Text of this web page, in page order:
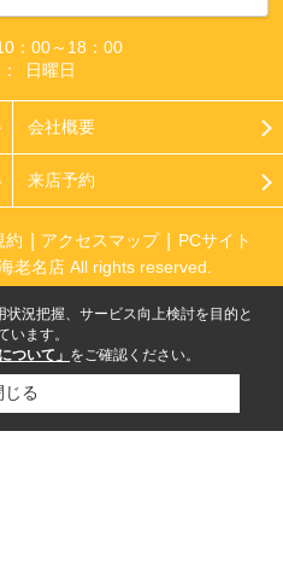
：00～18：00
日曜日
会社概要
来店予約
約 アクセスマップ
PCサイト
老名店 All rights reserved.
況把握、サービス向上検討を目的と
います。
ついて」 をご確認ください。
じる